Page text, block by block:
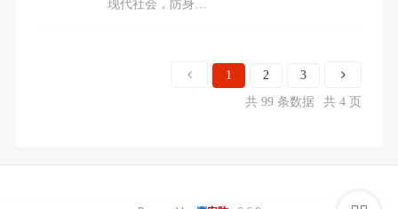
作原理、法律规范
现代社会，防身电
电击棒专卖店提供
1 2
3
共 99 条数据
共 4 页